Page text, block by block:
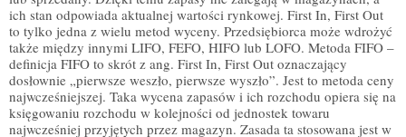
ich stan odpowiada aktualnej wartości rynkowej. First In, First Out
to tylko jedna z wielu metod wyceny. Przedsiębiorca może wdrożyć
także między innymi LIFO, FEFO, HIFO lub LOFO. Metoda FIFO –
definicja FIFO to skrót z ang. First In, First Out oznaczający
dosłownie „pierwsze weszło, pierwsze wyszło”. Jest to metoda ceny
najwcześniejszej. Taka wycena zapasów i ich rozchodu opiera się na
księgowaniu rozchodu w kolejności od jednostek towaru
najwcześniej przyjętych przez magazyn. Zasada ta stosowana jest w